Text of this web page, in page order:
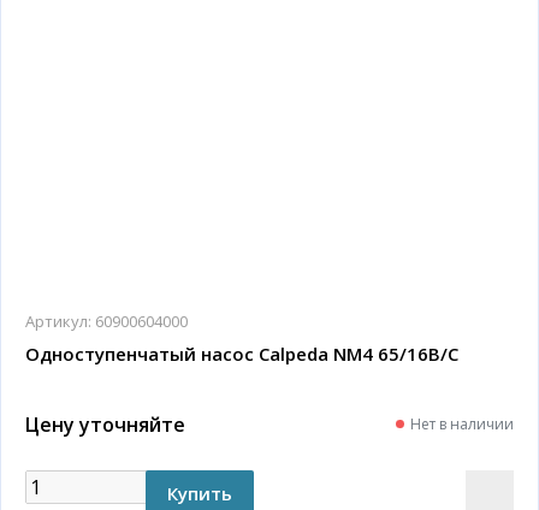
Артикул: 60900604000
Одноступенчатый насос Calpeda NM4 65/16B/C
Цену уточняйте Нет в наличии